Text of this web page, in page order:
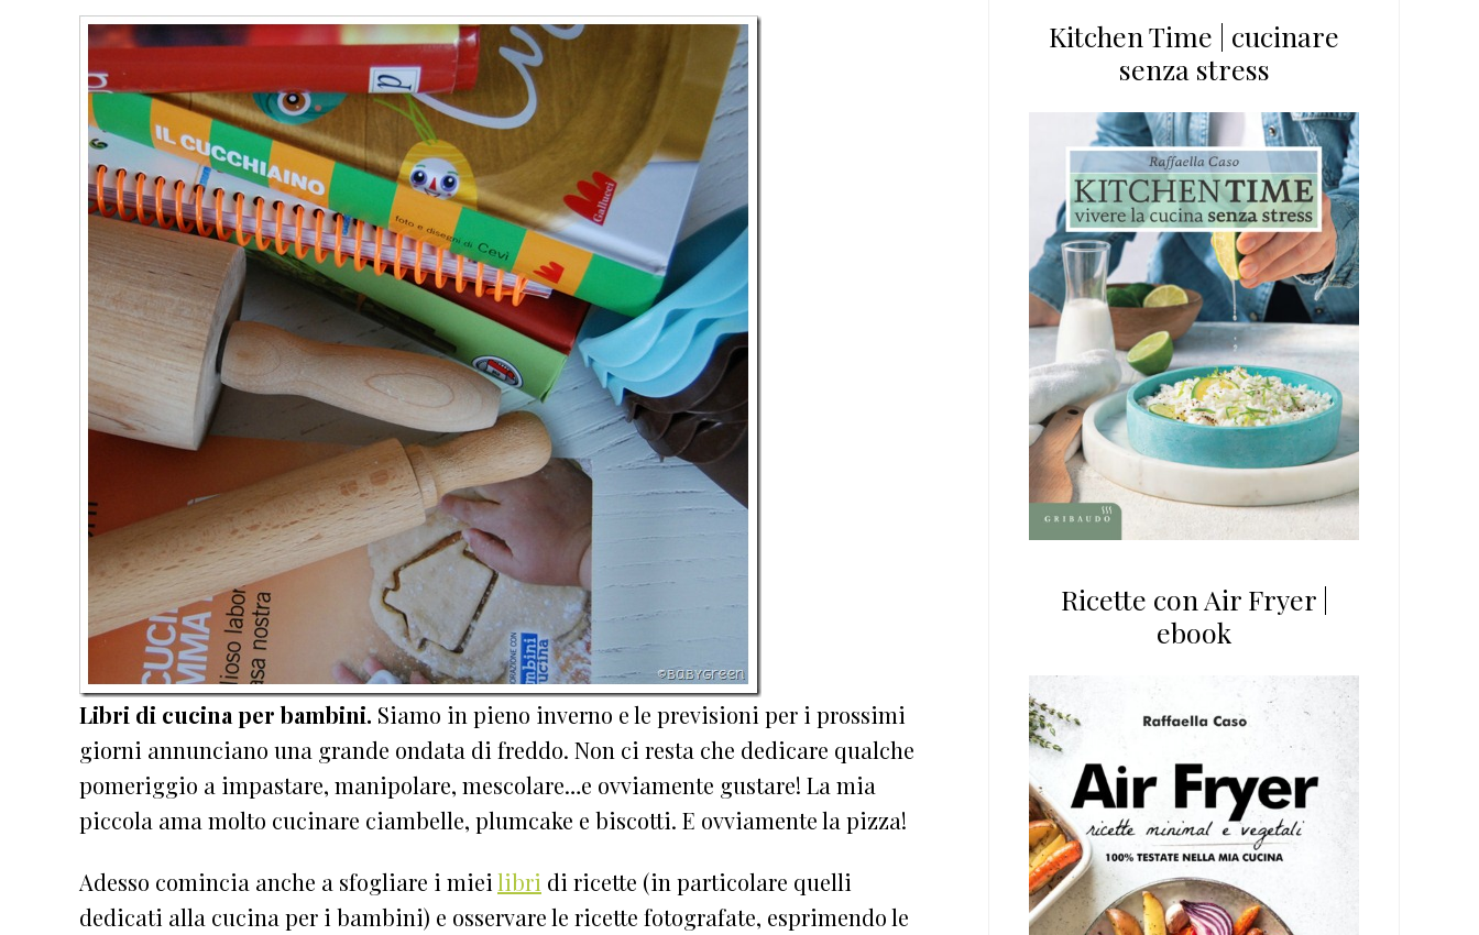
Libri di cucina per bambini. Siamo in pieno inverno e le previsioni per i prossimi
giorni annunciano una grande ondata di freddo. Non ci resta che dedicare qualche
pomeriggio a impastare, manipolare, mescolare…e ovviamente gustare! La mia
piccola ama molto cucinare ciambelle, plumcake e biscotti. E ovviamente la pizza!
Adesso comincia anche a sfogliare i miei libri di ricette (in particolare quelli
dedicati alla cucina per i bambini) e osservare le ricette fotografate, esprimendo le
sitoKitchen Time | cucinare
senza stress
Ricette con Air Fryer |
ebook